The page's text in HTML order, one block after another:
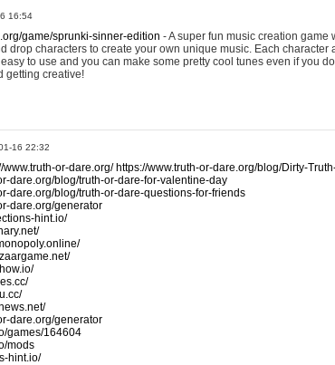
16:54
game/sprunki-sinner-edition - A super fun music creation
drop characters to create your own unique music. Each character
to use and you can make some pretty cool tunes even if you
getting creative!
16 22:32
www.truth-or-dare.org/ https://www.truth-or-dare.org/blog/Dirty-
dare.org/blog/truth-or-dare-for-valentine-day
dare.org/blog/truth-or-dare-questions-for-friends
dare.org/generator
hint.io/
dare.org/generator
games/164604
mods
hint.io/